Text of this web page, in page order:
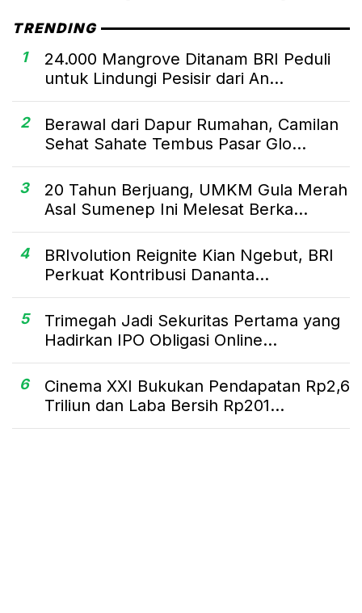
TRENDING
1
24.000 Mangrove Ditanam BRI Peduli
untuk Lindungi Pesisir dari An...
2
Berawal dari Dapur Rumahan, Camilan
Sehat Sahate Tembus Pasar Glo...
3
20 Tahun Berjuang, UMKM Gula Merah
Asal Sumenep Ini Melesat Berka...
4
BRIvolution Reignite Kian Ngebut, BRI
Perkuat Kontribusi Dananta...
5
Trimegah Jadi Sekuritas Pertama yang
Hadirkan IPO Obligasi Online...
6
Cinema XXI Bukukan Pendapatan Rp2,6
Triliun dan Laba Bersih Rp201...